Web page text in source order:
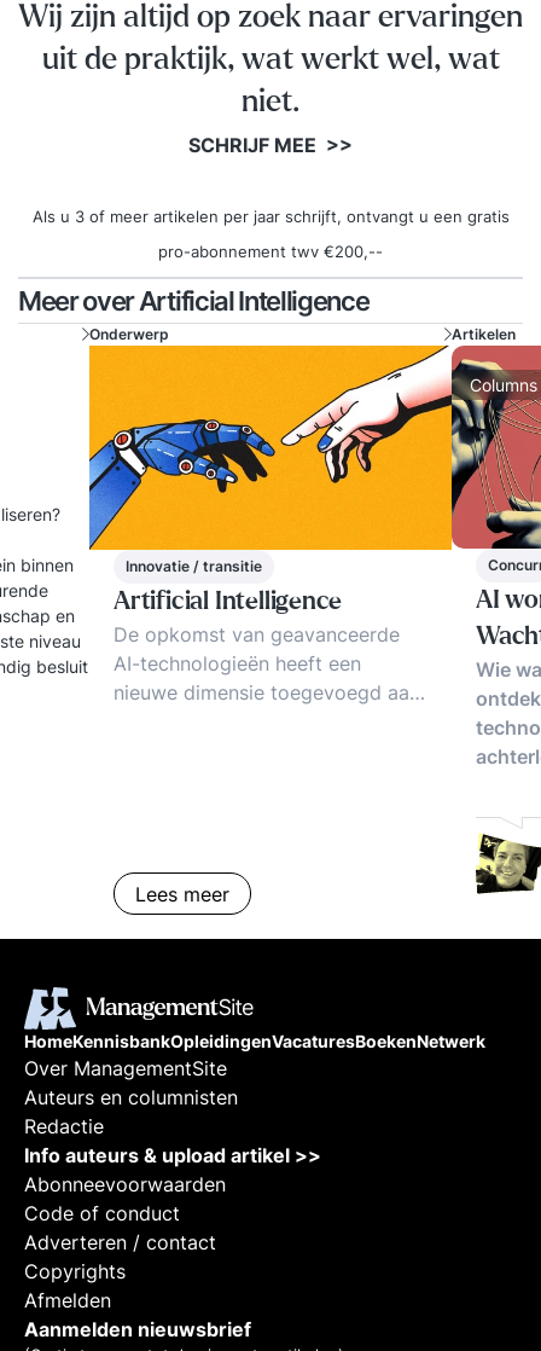
Wij zijn altijd op zoek naar ervaringen
uit de praktijk, wat werkt wel, wat
niet.
SCHRIJF MEE >>
Als u 3 of meer artikelen per jaar schrijft, ontvangt u een gratis
pro-abonnement twv €200,--
Meer over Artificial Intelligence
binnen
en
niveau
besluit
Onderwerp
Innovatie / transitie
Artificial Intelligence
De opkomst van geavanceerde
AI-technologieën heeft een
nieuwe dimensie toegevoegd aan
door OpenAI. Deze kennisbank-
geeft een overzicht van de
effecten op verschillende
managementaspecten. Van
automatisering tot verbeterde
een revolutie in de manier waarop
bedrijven opereren en interactie
met klanten onderhouden. Door
het potentieel van GPT-4 te
begrijpen, kunnen managers en
voorbereiden op de toekomst van
Lees meer
Artikelen
Columns
AI
Wie
HomeKennisbankOpleidingenVacaturesBoekenNetwerk
Over ManagementSite
Auteurs en columnisten
Redactie
Info auteurs & upload artikel >>
Abonneevoorwaarden
Code of conduct
Adverteren / contact
Copyrights
Afmelden
Aanmelden nieuwsbrief